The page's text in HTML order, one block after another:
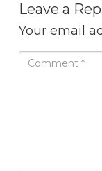
Leave a
Your email